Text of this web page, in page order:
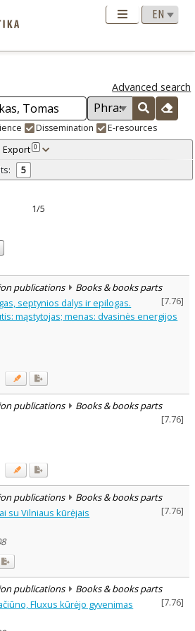
Advanced search
Dissemination E-resources
Export 0
5
1/5
publications
Books & books parts
[7.76]
septynios dalys ir epilogas.
mąstytojas; menas: dvasinės energijos
publications
Books & books parts
[7.76]
publications
Books & books parts
[7.76]
su Vilniaus kūrėjais
publications
Books & books parts
[7.76]
Fluxus kūrėjo gyvenimas